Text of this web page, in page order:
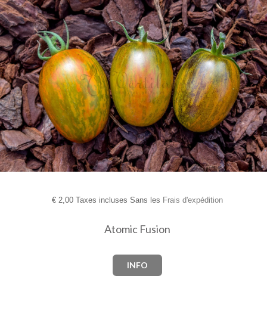
€2,00 Taxes incluses Sans les Frais d'expédition
Atomic Fusion
INFO